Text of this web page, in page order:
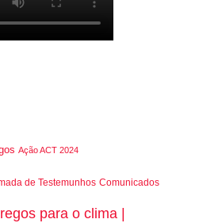
Ação ACT 2024
de Testemunhos Comunicados
para o clima |